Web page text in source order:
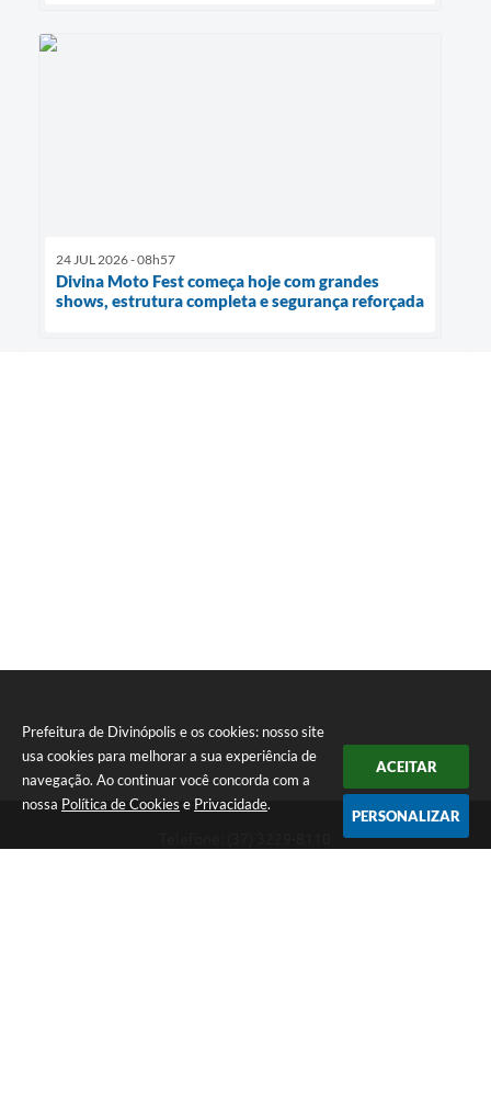
Prefeitura de Divinópolis e os cookies: nosso site
usa cookies para melhorar a sua experiência de
navegação. Ao continuar você concorda com a
nossa Política de Cookies e Privacidade.
ACEITAR
PERSONALIZAR
24 JUL 2026 - 08h57
Divina Moto Fest começa hoje com grandes
shows, estrutura completa e segurança reforçada